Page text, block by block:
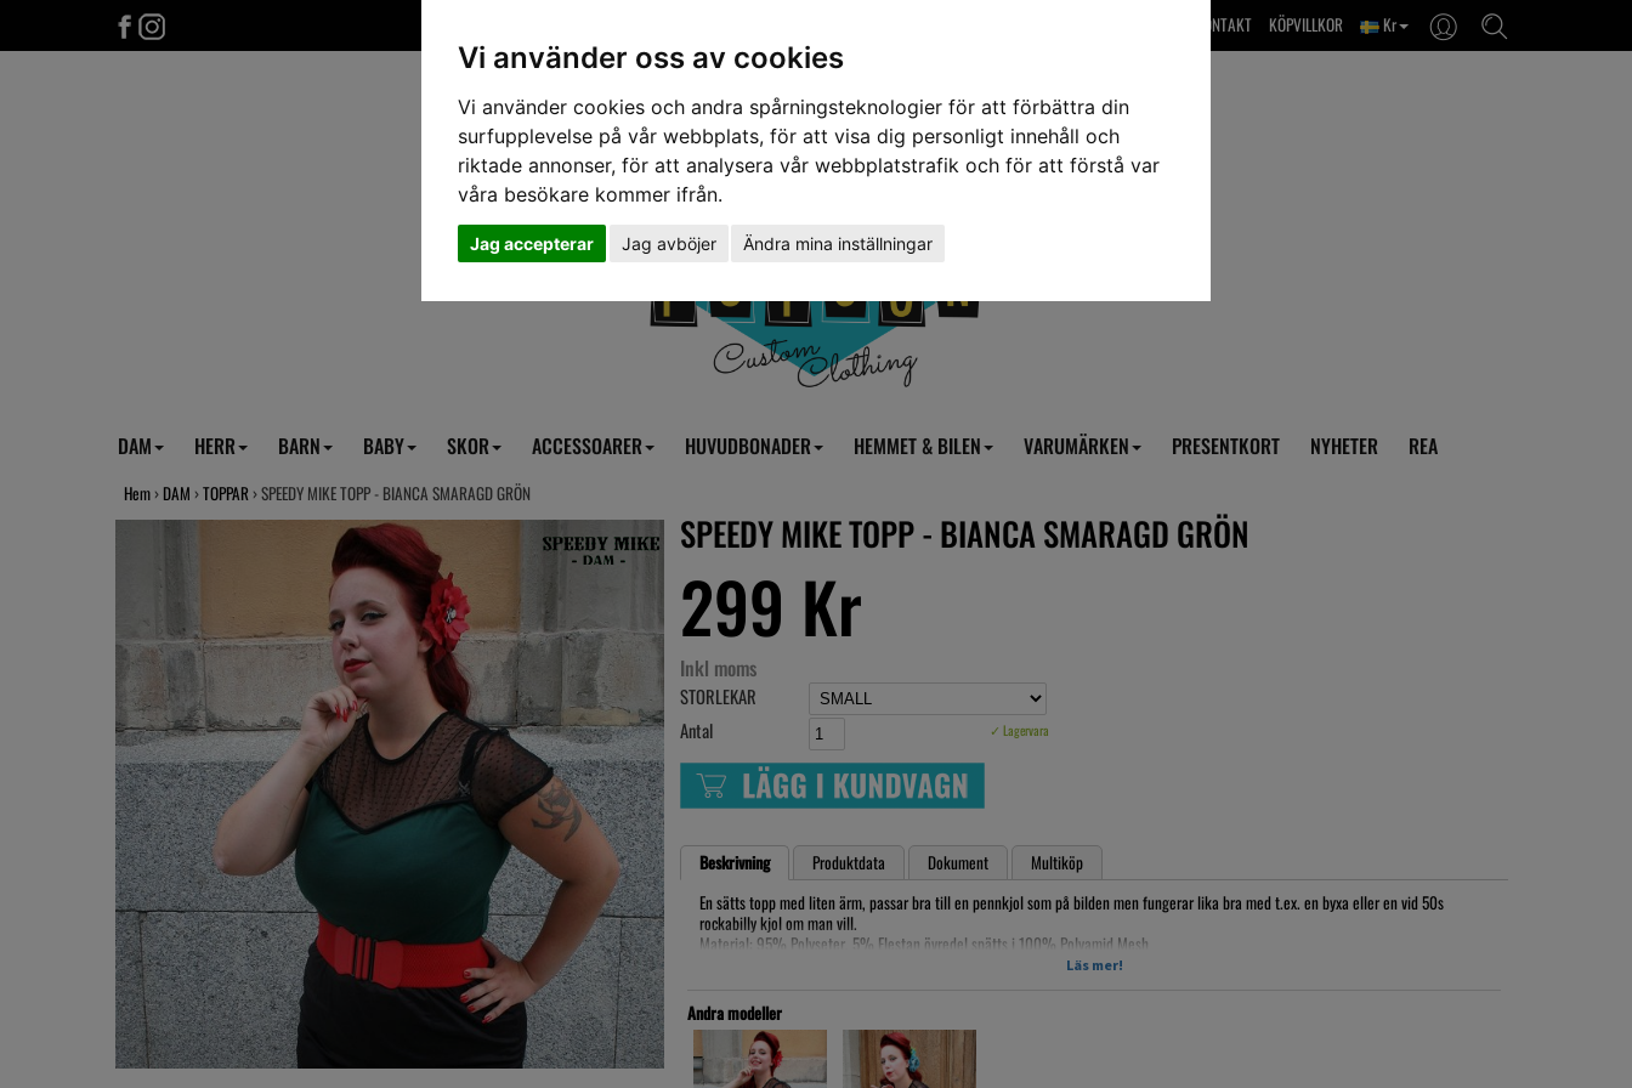
Vi använder oss av cookies
Vi använder cookies och andra spårningsteknologier för att förbättra din
surfupplevelse på vår webbplats, för att visa dig personligt innehåll och
riktade annonser, för att analysera vår webbplatstrafik och för att förstå var
våra besökare kommer ifrån.
Jag accepterar Jag avböjer Ändra mina inställningar
Kr
KÖPVILLKOR
OM OSS & KONTAKT
DAM HERR BARN BABY SKOR ACCESSOARER HUVUDBONADER HEMMET & BILEN VARUMÄRKEN PRESENTKORT NYHETER REA
Hem › DAM ›TOPPAR › SPEEDY MIKE TOPP - BIANCA SMARAGD GRÖN
SPEEDY MIKE TOPP - BIANCA SMARAGD GRÖN
299 Kr
Inkl moms
STORLEKAR
Antal
✓ Lagervara
Beskrivning Produktdata Dokument
Multiköp
En sätts topp med liten ärm, passar bra till en pennkjol som på bilden men fungerar lika bra med t.ex. en byxa eller en vid 50s
rockabilly kjol om man vill.
Material: 95% Polyseter, 5% Elestan övredel spätts i 100% Polyamid Mesh
Tvätt/klädvård: 30grader skonsam tvätt, polysester noppar sig lätt det går lätt att avhjälpa med en noppborttagare från t.ex. Clas
Måttlista
SMALL
Läs mer!
Andra modeller